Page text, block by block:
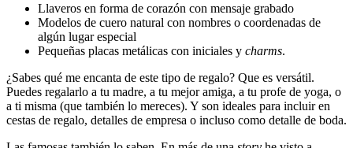
Llaveros en forma de corazón con mensaje grabado
Modelos de cuero natural con nombres o coordenadas de
algún lugar especial
Pequeñas placas metálicas con iniciales y charms.
¿Sabes qué me encanta de este tipo de regalo? Que es versátil.
Puedes regalarlo a tu madre, a tu mejor amiga, a tu profe de yoga, o
a ti misma (que también lo mereces). Y son ideales para incluir en
cestas de regalo, detalles de empresa o incluso como detalle de boda.